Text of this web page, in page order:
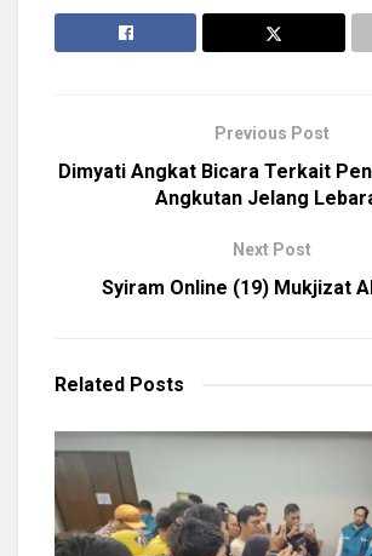
Previous Post
Dimyati Angkat Bicara Terkait
Angkutan Jelang
Next Post
Syiram Online (19) Mukjizat
Related Posts